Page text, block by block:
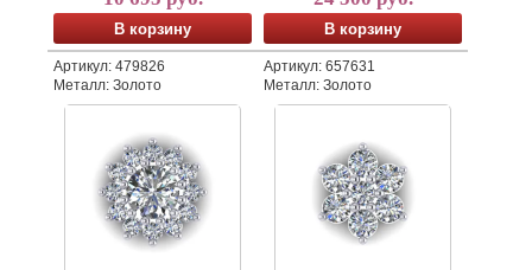
В корзину
Артикул: 479826
Металл: Золото
В корзину
Артикул: 657631
Металл: Золото
Ювелирная накрутка для пирсинга лабрета в виде
В этом минималистичном и лаконичном
Общий диаметр накрутки 6,5 мм. Сердцевина
Мы можем также изготовить данное ювелирное
Ювелирная накрутка для
Общий диаметр накрутки 6
Мы можем также изготовить
Лабрет для накрутки в